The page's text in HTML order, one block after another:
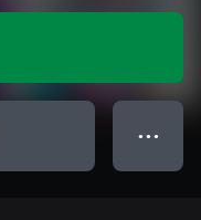
● ● ●